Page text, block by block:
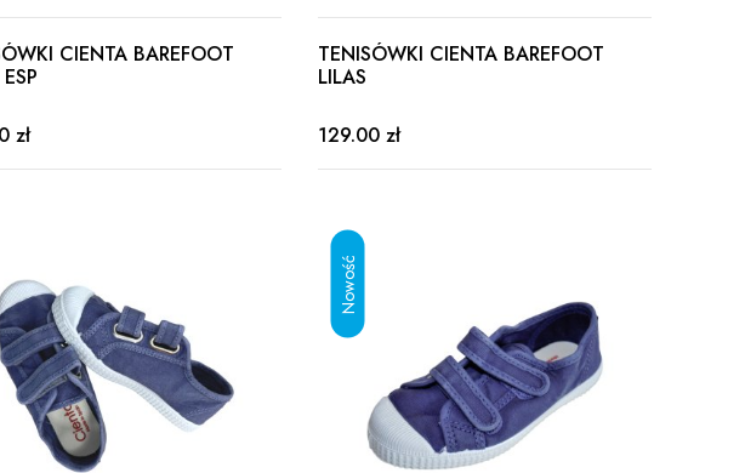
CIENTA BAREFOOT
zł
TENISÓWKI CIENTA BAREFOOT
LILAS
129.00 zł